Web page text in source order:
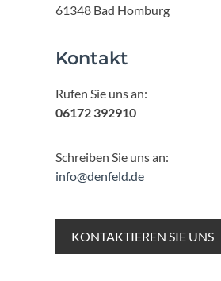
61348 Bad Homburg
Kontakt
Rufen Sie uns an:
06172 392910
Schreiben Sie uns an:
info@denfeld.de
KONTAKTIEREN SIE UNS